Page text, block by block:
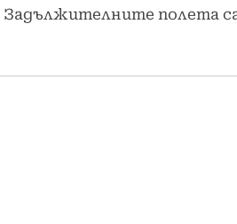
Задължителните полета